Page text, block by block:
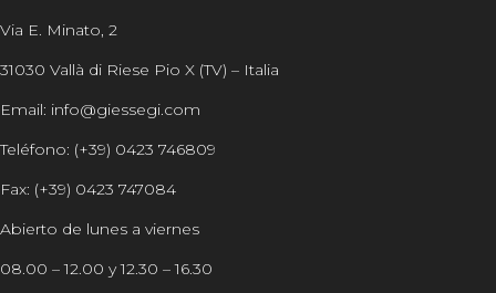
Via E. Minato, 2
31030 Vallà di Riese Pio X (TV) – Italia
Email: info@giessegi.com
Teléfono: (+39) 0423 746809
Fax: (+39) 0423 747084
Abierto de lunes a viernes
08.00 – 12.00 y 12.30 – 16.30